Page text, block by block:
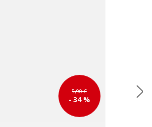
5,90 €
- 34 %